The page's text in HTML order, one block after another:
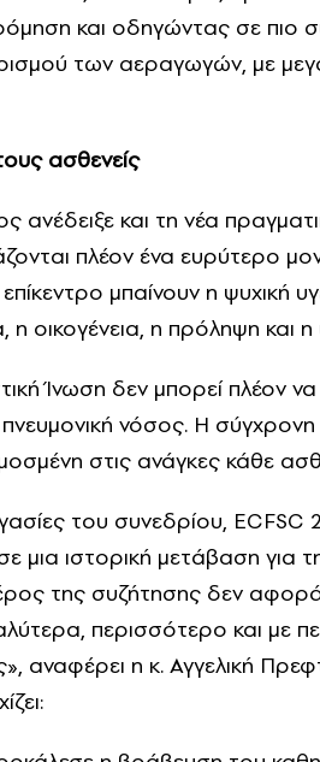
και οδηγώντας σε πιο
των αεραγωγών, με
ασθενείς
ανέδειξε και τη νέα
πλέον ένα ευρύτερο
μπαίνουν η ψυχική
η οικογένεια, η πρόληψη και
Ίνωση δεν μπορεί πλέον
νόσος. Η σύγχρονη
στις ανάγκες κάθε
του συνεδρίου,
μια ιστορική μετάβαση για
της συζήτησης δεν
περισσότερο και με
αναφέρει η κ. Αγγελική